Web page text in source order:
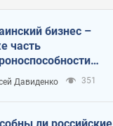
бизнес –
часть
Не отдавайте их
чужим
Давиденко 351